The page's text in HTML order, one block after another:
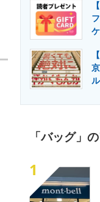
「バッグ」
1